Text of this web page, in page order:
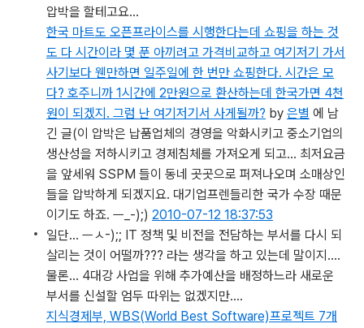
압박을 할테고요…
한국 마트도 오픈프라이스를 시행한다는데 쇼핑을 하는 것
도 다 시간이라 몇 푼 아끼려고 가격비교하고 여기저기 가서
사기보다 웬만하면 일주일에 한 번만 쇼핑한다. 시간은 모
다? 호주니까 1시간에 2만원으로 환산하는데 한국가면 4천
원이 되겠지. 그럼 난 여기저기서 사게될까? by 은별 에 남
긴 글(이 압박은 납품업체의 경영을 악화시키고 중소기업의
생산성을 저하시키고 경제침체를 가져오게 되고... 최저요금
을 앞세워 SSPM 들이 동네 곳곳으로 퍼져나오며 소매상인
들을 압박하게 되겠지요. 대기업프렌들리한 국가 수장 때문
이기도 하죠. ㅡ_-);) 2010-07-12 18:37:53
일단… ㅡㅅ-);; IT 정책 및 비전을 전담하는 부서를 다시 되
살리는 것이 어떨까??? 라는 생각을 하고 있는데 말이지….
물론… 4대강 사업을 위해 추가예산을 배정하느라 새로운
부서를 신설할 엄두 따위는 없겠지만….
지식경제부, WBS(World Best Software)프로젝트 7개